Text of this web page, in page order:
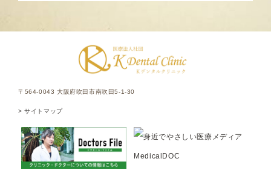
〒564-0043 大阪府吹田市南吹田5-1-30
> サイトマップ